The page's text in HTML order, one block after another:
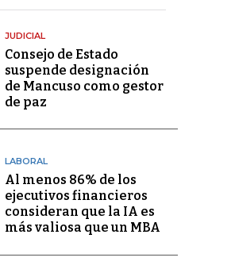
JUDICIAL
Consejo de Estado
suspende designación
de Mancuso como gestor
de paz
LABORAL
Al menos 86% de los
ejecutivos financieros
consideran que la IA es
más valiosa que un MBA